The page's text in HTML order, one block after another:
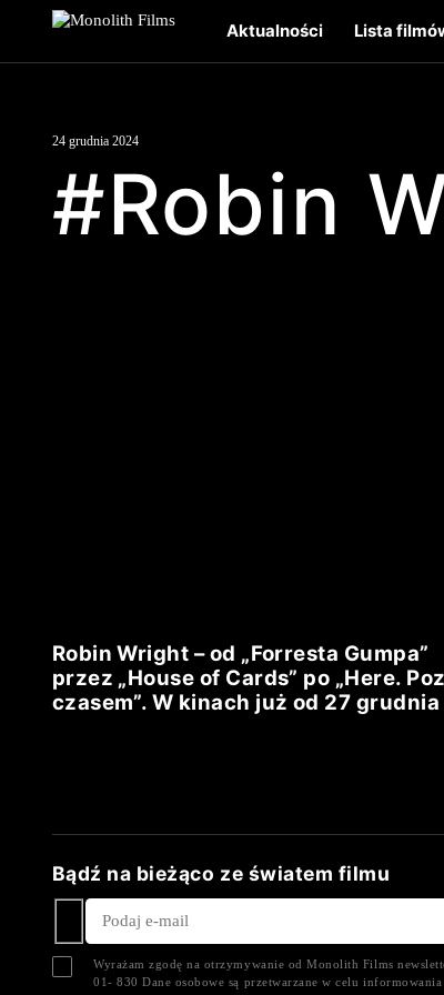
Aktualności Lista
24 grudnia 2024
#Robin
Robin Wright – od „Forresta Gumpa”
przez „House of Cards” po „Here.
czasem”. W kinach już od 27 grudnia
Bądź na bieżąco ze światem filmu
Wyrażam zgodę na otrzymywanie od Monolith Films
01- 830 Dane osobowe są przetwarzane w celu